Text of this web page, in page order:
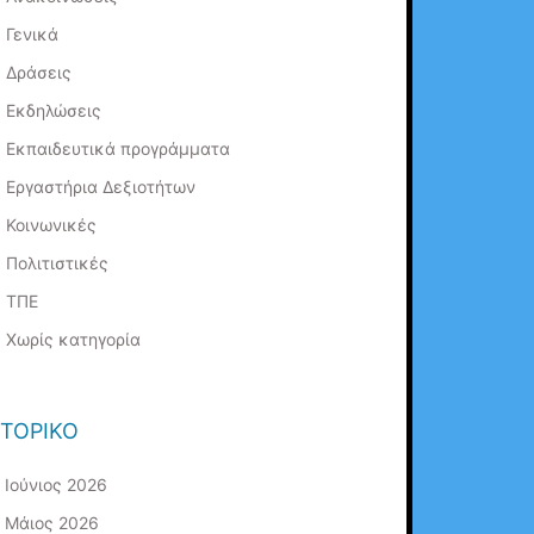
Γενικά
Δράσεις
Εκδηλώσεις
Εκπαιδευτικά προγράμματα
Εργαστήρια Δεξιοτήτων
Κοινωνικές
Πολιτιστικές
ΤΠΕ
Χωρίς κατηγορία
Ιούνιος 2026
Μάιος 2026